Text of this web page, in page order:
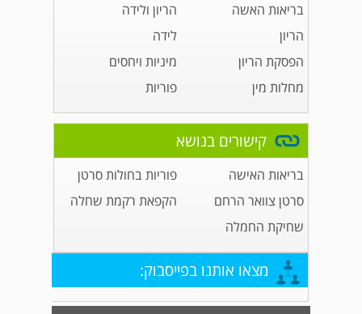
בריאות האשה
הריון ולידה
הריון
לידה
הפסקת הריון
מיניות ויחסים
מחלות מין
פוריות
קישורים בנושא
בריאות האישה
פוריות בחולות סרטן
סרטן צוואר הרחם
הקפאת רקמת שחלה
שחיקת החמלה
מצאו אותנו בפייסבוק: